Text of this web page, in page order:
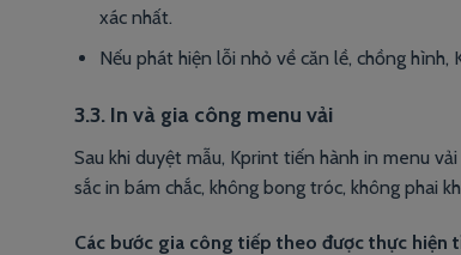
xác nhất.
Nếu phát hiện lỗi nhỏ về căn lề, chồng
3.3. In và gia công menu vải
Sau khi duyệt mẫu, Kprint tiến hành in menu
sắc in bám chắc, không bong tróc, không phai
Các bước gia công tiếp theo được thực hiện